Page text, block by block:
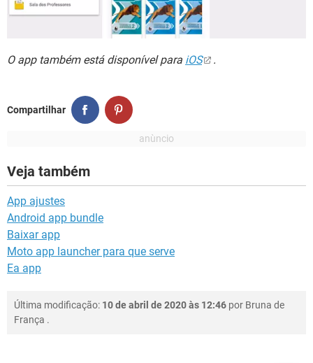
O app também está disponível para iOS .
Compartilhar
Veja também
App ajustes
Android app bundle
Baixar app
Moto app launcher para que serve
Ea app
Última modificação: 10 de abril de 2020 às 12:46 por Bruna de
França .